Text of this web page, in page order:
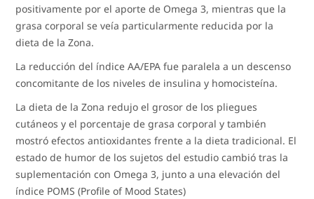
positivamente por el aporte de Omega 3, mientras que la
grasa corporal se veía particularmente reducida por la
dieta de la Zona.
La reducción del índice AA/EPA fue paralela a un descenso
concomitante de los niveles de insulina y homocisteína.
La dieta de la Zona redujo el grosor de los pliegues
cutáneos y el porcentaje de grasa corporal y también
mostró efectos antioxidantes frente a la dieta tradicional. El
estado de humor de los sujetos del estudio cambió tras la
suplementación con Omega 3, junto a una elevación del
índice POMS (Profile of Mood States)